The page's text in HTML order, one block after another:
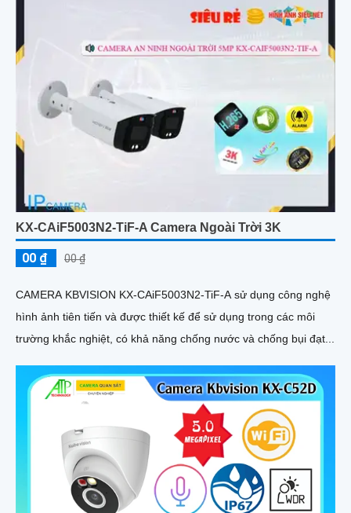
KX-CAiF5003N2-TiF-A Camera Ngoài Trời 3K
00 ₫ 00 ₫
CAMERA KBVISION KX-CAiF5003N2-TiF-A sử dụng công nghệ
hình ảnh tiên tiến và được thiết kế để sử dụng trong các môi
trường khắc nghiệt, có khả năng chống nước và chống bụi đạt...